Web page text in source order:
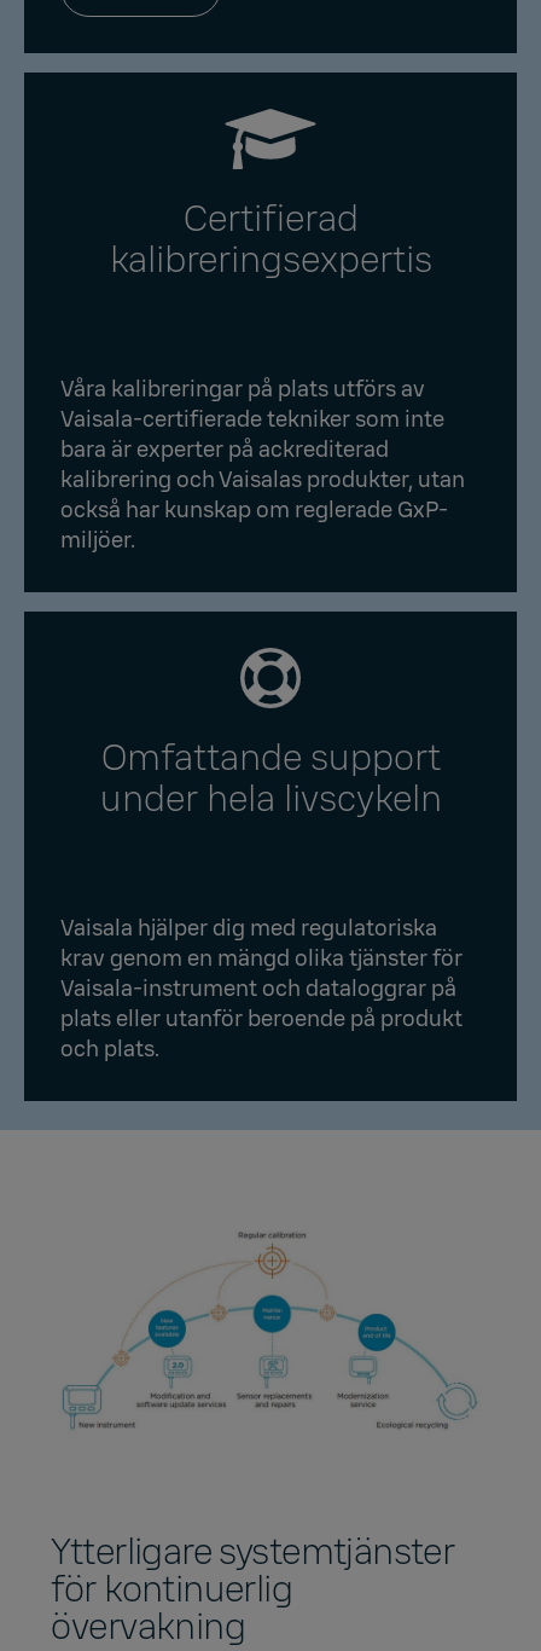
Certifierad
kalibreringsexpertis
Våra kalibreringar på plats utförs av
Vaisala-certifierade tekniker som inte
bara är experter på ackrediterad
kalibrering och Vaisalas produkter, utan
också har kunskap om reglerade GxP-
miljöer.
Omfattande support
under hela livscykeln
Vaisala hjälper dig med regulatoriska
krav genom en mängd olika tjänster för
Vaisala-instrument och dataloggrar på
plats eller utanför beroende på produkt
och plats.
Ytterligare systemtjänster
för kontinuerlig
övervakning